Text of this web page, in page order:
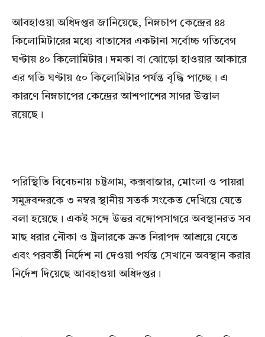
আবহাওয়া অধিদপ্তর জানিয়েছে, নিম্নচাপ কেন্দ্রের ৪৪
কিলোমিটারের মধ্যে বাতাসের একটানা সর্বোচ্চ গতিবেগ
ঘণ্টায় ৪০ কিলোমিটার। দমকা বা ঝোড়ো হাওয়ার আকারে
এর গতি ঘণ্টায় ৫০ কিলোমিটার পর্যন্ত বৃদ্ধি পাচ্ছে। এ
কারণে নিম্নচাপের কেন্দ্রের আশপাশের সাগর উত্তাল
রয়েছে।
পরিস্থিতি বিবেচনায় চট্টগ্রাম, কক্সবাজার, মোংলা ও পায়রা
সমুদ্রবন্দরকে ৩ নম্বর স্থানীয় সতর্ক সংকেত দেখিয়ে যেতে
বলা হয়েছে। একই সঙ্গে উত্তর বঙ্গোপসাগরে অবস্থানরত সব
মাছ ধরার নৌকা ও ট্রলারকে দ্রুত নিরাপদ আশ্রয়ে যেতে
এবং পরবর্তী নির্দেশ না দেওয়া পর্যন্ত সেখানে অবস্থান করার
নির্দেশ দিয়েছে আবহাওয়া অধিদপ্তর।